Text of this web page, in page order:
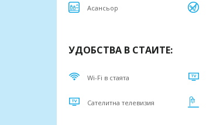
Асансьор
УДОБСТВА В СТАИТЕ:
Wi-Fi в стаята
Сателитна телевизия